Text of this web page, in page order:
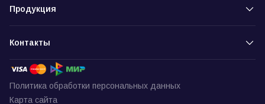
Продукция
Контакты
Политика обработки персональных данных
Карта сайта